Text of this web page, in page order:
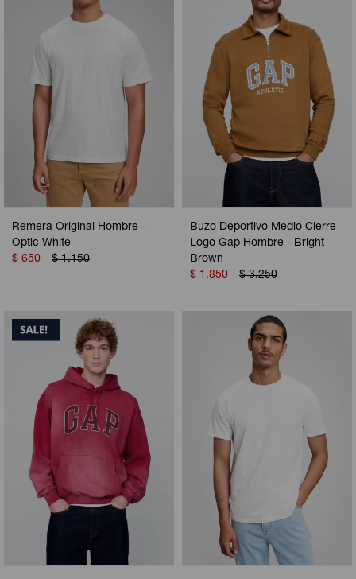
Remera Original Hombre -
Optic White
$ 650 $ 1.150
Buzo Deportivo Medio Cierre
Logo Gap Hombre - Bright
Brown
$ 1.850 $ 3.250
Musculosas
Shorts
Vestidos y polleras
Pijamas
Calzas
Chalecos
Shorts
Ropa interior
Polos
Chalecos
Ropa interior
Pijamas
Pijamas
Sets